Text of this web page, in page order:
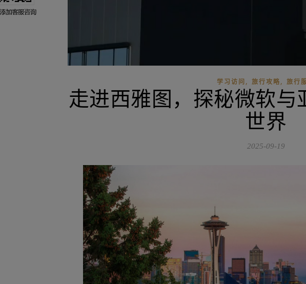
学习访问 , 旅行攻略, 旅行
走进西雅图，探秘微软与
世界
2025-09-19